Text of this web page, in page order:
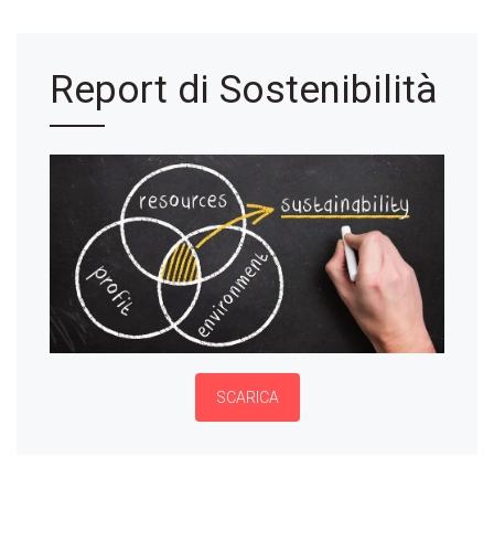
Report di Sostenibilità
SCARICA